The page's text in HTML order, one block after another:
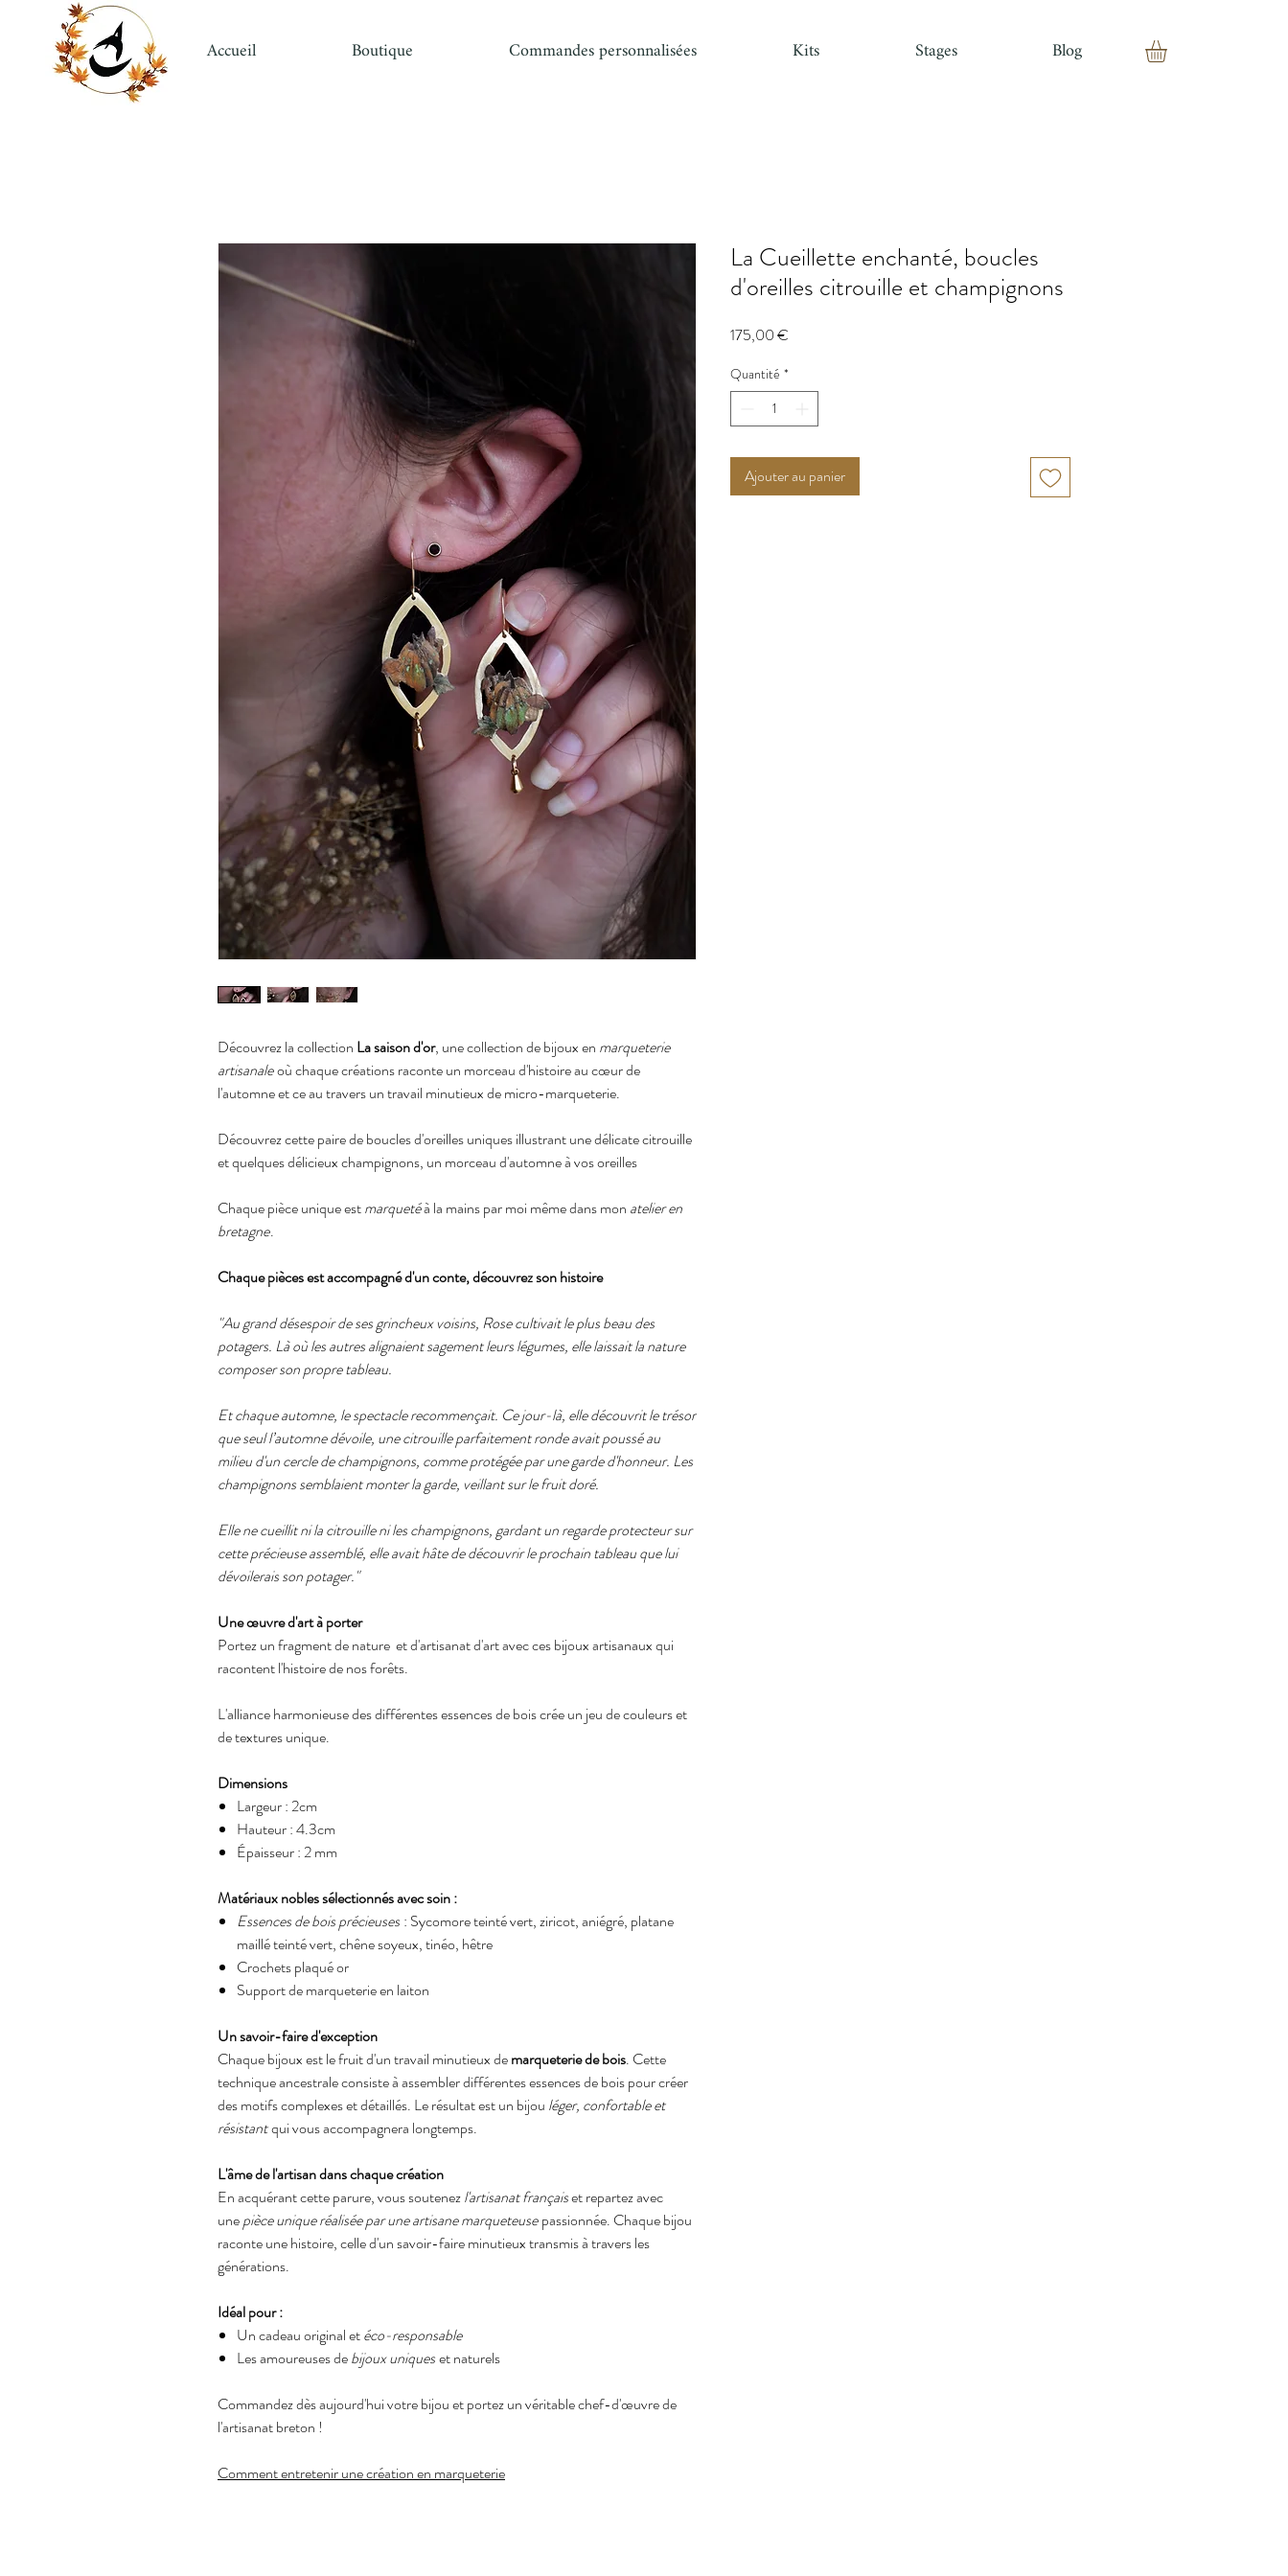
Accueil Boutique Commandes personnalisées Kits Stages Blog
Découvrez la collection La saison d'or, une collection de bijoux en marqueterie
artisanaleoù chaque créations raconte un morceau d'histoire au cœur de
l'automne et ce au travers un travail minutieux de micro-marqueterie.
Découvrez cette paire de boucles d'oreilles uniques illustrant une délicate citrouille
et quelques délicieux champignons, un morceau d'automne à vos oreilles
Chaque pièce unique estmarquetéà la mains par moi même dans mon atelier en
bretagne.
Chaque pièces est accompagné d'un conte, découvrez son histoire
"Au grand désespoir de ses grincheux voisins, Rose cultivait le plus beau des
potagers. Là où les autres alignaient sagement leurs légumes, elle laissait la nature
composer son propre tableau.
Et chaque automne, le spectacle recommençait. Ce jour-là, elle découvrit le trésor
que seul l’automne dévoile, une citrouille parfaitement ronde avait poussé au
milieu d'un cercle de champignons, comme protégée par une garde d'honneur. Les
champignons semblaient monter la garde, veillant sur le fruit doré.
Elle ne cueillit ni la citrouille ni les champignons, gardant un regarde protecteur sur
cette précieuse assemblé, elle avait hâte de découvrir le prochain tableau que lui
dévoilerais son potager."
Une œuvre d'art à porter
Portez un fragment de nature et d'artisanat d'art avec ces bijoux artisanaux qui
racontent l'histoire de nos forêts.
L'alliance harmonieuse des différentes essences de bois crée un jeu de couleurs et
de textures unique.
Dimensions
Largeur : 2cm
Hauteur : 4.3cm
Épaisseur : 2 mm
Matériaux nobles sélectionnés avec soin :
Essences de bois précieuses : Sycomore teinté vert, ziricot, aniégré, platane
maillé teinté vert, chêne soyeux, tinéo, hêtre
Crochets plaqué or
Support de marqueterie en laiton
Un savoir-faire d'exception
Chaque bijoux est le fruit d'un travail minutieux demarqueterie de bois. Cette
technique ancestrale consiste à assembler différentes essences de bois pour créer
des motifs complexes et détaillés. Le résultat est un bijou léger, confortable et
résistantqui vous accompagnera longtemps.
L'âme de l'artisan dans chaque création
En acquérant cette parure, vous soutenezl'artisanat françaiset repartez avec
unepièce unique réalisée par une artisane marqueteuse passionnée. Chaque bijou
raconte une histoire, celle d'un savoir-faire minutieux transmis à travers les
générations.
Idéal pour :
Un cadeau original etéco-responsable
Les amoureuses debijoux uniqueset naturels
Commandez dès aujourd'hui votre bijou et portez un véritable chef-d'œuvre de
l'artisanat breton !
Comment entretenir une création en marqueterie
La Cueillette enchanté, boucles
d'oreilles citrouille et champignons
175,00 €
Quantité *
Ajouter au panier